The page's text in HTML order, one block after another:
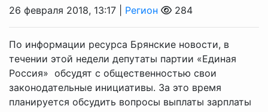
26 февраля 2018, 13:17 | Регион 284
По информации ресурса Брянские новости, в
течении этой недели депутаты партии «Единая
Россия» обсудят с общественностью свои
законодательные инициативы. За это время
планируется обсудить вопросы выплаты зарплаты